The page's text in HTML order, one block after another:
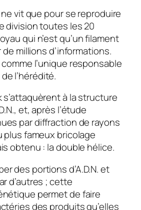
vit que pour se reproduire
division toutes les 20
qui n’est qu’un filament
de millions d’informations.
comme l’unique responsable
l’hérédité.
s’attaquèrent à la structure
et, après l’étude
par diffraction de rayons
plus fameux bricolage
obtenu : la double hélice.
des portions d’A.D.N. et
d’autres ; cette
permet de faire
des produits qu’elles